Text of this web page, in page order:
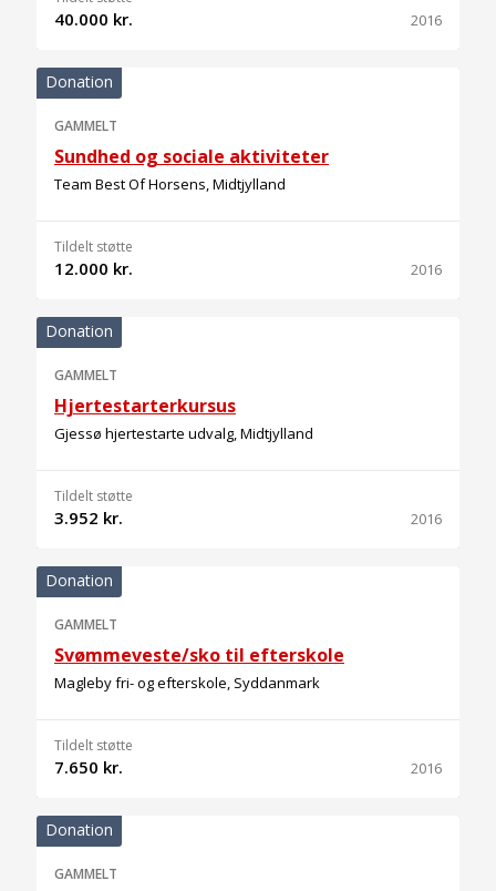
40.000 kr. 2016
Donation
GAMMELT
Sundhed og sociale aktiviteter
Team Best Of Horsens, Midtjylland
Tildelt støtte
12.000 kr. 2016
Donation
GAMMELT
Hjertestarterkursus
Gjessø hjertestarte udvalg, Midtjylland
Tildelt støtte
3.952 kr. 2016
Donation
GAMMELT
Svømmeveste/sko til efterskole
Magleby fri- og efterskole, Syddanmark
Tildelt støtte
7.650 kr. 2016
Donation
GAMMELT